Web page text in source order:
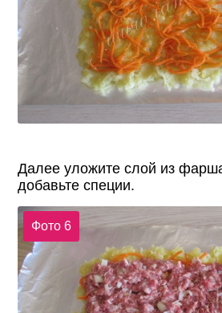
Далее уложите слой из
добавьте специи.
Фото 6